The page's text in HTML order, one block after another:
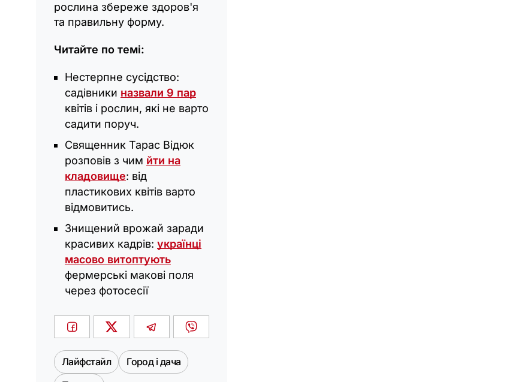
рослина збереже здоров'я
та правильну форму.
Читайте по темі:
Нестерпне сусідство:
садівники назвали 9 пар
квітів і рослин, які не варто
садити поруч.
Священник Тарас Відюк
розповів з чим йти на
кладовище: від
пластикових квітів варто
відмовитись.
Знищений врожай заради
красивих кадрів: українці
масово витоптують
фермерські макові поля
через фотосесії
Лайфстайл
Город і дача